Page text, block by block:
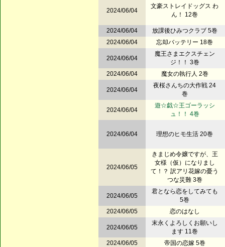
2024/06/04
文豪ストレイドッグス わ
ん！ 12巻
2024/06/04
放課後ひみつクラブ 5巻
2024/06/04
忘却バッテリー 18巻
2024/06/04
魔王さまエクスチェン
ジ！！ 3巻
2024/06/04
魔女の執行人 2巻
2024/06/04
夜桜さんちの大作戦 24
巻
2024/06/04
遊☆戯☆王ゴーラッシ
ュ！！ 4巻
2024/06/04 理想のヒモ生活 20巻
2024/06/05
きまじめ令嬢ですが、王
女様（仮）になりまし
て！？ 訳アリ花嫁の憂う
つな災難 3巻
2024/06/05
君となら恋をしてみても
5巻
2024/06/05
恋のはなし
2024/06/05
末永くよろしくお願いし
ます 11巻
2024/06/05
帝国の恋嫁 5巻